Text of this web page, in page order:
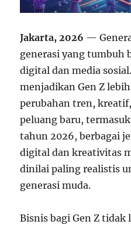
Jakarta, 2026 —
generasi yang tumbuh
digital dan media
menjadikan Gen Z
perubahan tren,
peluang baru,
tahun 2026, berbagai
digital dan kreativitas
dinilai paling realistis
generasi muda.
Bisnis bagi Gen Z tidak